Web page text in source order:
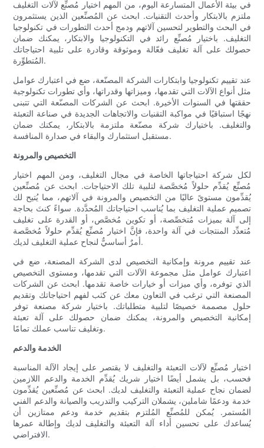
في بيئة الأعمال المتسارعة اليوم، من المهم اختيار مُصنِّع لآلات التغليف
ملتزم بالابتكار وأحدث التقنيات. ابحث عن المُصنِّعين الذين يستثمرون
في البحث والتطوير لتحسين آلاتهم ودمج أحدث التطورات في تكنولوجيا
التغليف. باختيار مُصنِّع رائد في التكنولوجيا والابتكار، يمكنك ضمان
حصولك على آلة تغليف فعّالة وموثوقة وقادرة على تلبية احتياجاتك
المُتطوِّرة.
عند تقييم تكنولوجيا وابتكارات الشركة المصنّعة، ضع في اعتبارك عوامل
مثل أنواع الآلات التي تقدمها، وميزاتها وقدراتها، وأي تطورات تكنولوجية
حققتها في السنوات الأخيرة. ابحث عن الشركات المصنّعة التي تتبنى
نهجًا استباقيًا في مواكبة التقنيات والاتجاهات الجديدة في صناعة التعبئة
والتغليف. باختيارك شركة مصنّعة ملتزمة بالابتكار، يمكنك ضمان
مستقبل استثمارك والبقاء في صدارة المنافسة.
التخصيص والمرونة
لكل شركة احتياجاتها الخاصة في مجال التغليف، ومن المهم اختيار
مُصنِّع يُقدِّم حلولاً مُخصَّصة لتلبية تلك الاحتياجات. ابحث عن مُصنِّعين
يُقدِّمون مستوىً عاليًا من التخصيص والمرونة في آلاتهم، مما يُتيح لك
تصميم عملية التغليف بما يُناسب احتياجاتك المُحدَّدة. سواءً كنتَ بحاجة
إلى آلة بميزات مُتخصِّصة، أو تكوين مُخصَّص، أو القدرة على تغليف
مُتعدِّد المنتجات في آلة واحدة، فإنَّ اختيار مُصنِّع يُقدِّم حلولاً مُخصَّصة
أمرٌ أساسيٌّ لنجاح عملية التغليف لديك.
عند تقييم مرونة وإمكانية التخصيص لدى الشركة المصنعة، ضع في
اعتبارك عوامل مثل مجموعة الآلات التي تقدمها، ومستوى التخصيص
الذي توفره، وأي ميزات أو خيارات خاصة تقدمها. ابحث عن الشركات
المصنعة التي ترغب في التعاون معك عن كثب لفهم احتياجاتك وتقديم
حلول مصممة خصيصًا لتلبية متطلباتك. باختيار شركة مصنعة توفر
إمكانية التخصيص والمرونة، يمكنك ضمان حصولك على آلة تعبئة
وتغليف تناسب عملك تمامًا.
الخدمة والدعم
اختيار مُصنِّع لآلات التعبئة والتغليف لا يقتصر على إيجاد الآلة المناسبة
فحسب، بل يشمل أيضًا اختيار شريك يُقدِّم الخدمة والدعم اللازمين
لضمان نجاح عملية التعبئة والتغليف لديك. ابحث عن مُصنِّعين يُقدِّمون
خدمة ودعمًا شاملين، يشملان التركيب والتدريب والصيانة والدعم الفني
المُستمر. يُمكن للمُصنِّع المُلتزم بتقديم خدمة ودعم ممتازين أن
يُساعدك على تحسين أداء آلة التعبئة والتغليف لديك وإطالة عمرها
الافتراضي.